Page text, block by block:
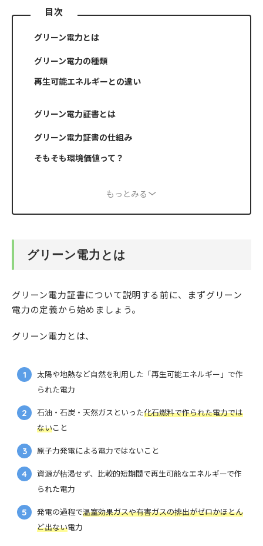
目次
グリーン電力とは
グリーン電力の種類
再生可能エネルギーとの違い
グリーン電力証書とは
グリーン電力証書の仕組み
そもそも環境価値って？
もっとみる
グリーン電力とは
グリーン電力証書について説明する前に、まずグリーン
電力の定義から始めましょう。
グリーン電力とは、
太陽や地熱など自然を利用した「再生可能エネルギー」で作
られた電力
石油・石炭・天然ガスといった化石燃料で作られた電力では
ないこと
原子力発電による電力ではないこと
資源が枯渇せず、比較的短期間で再生可能なエネルギーで作
られた電力
発電の過程で温室効果ガスや有害ガスの排出がゼロかほとん
ど出ない電力